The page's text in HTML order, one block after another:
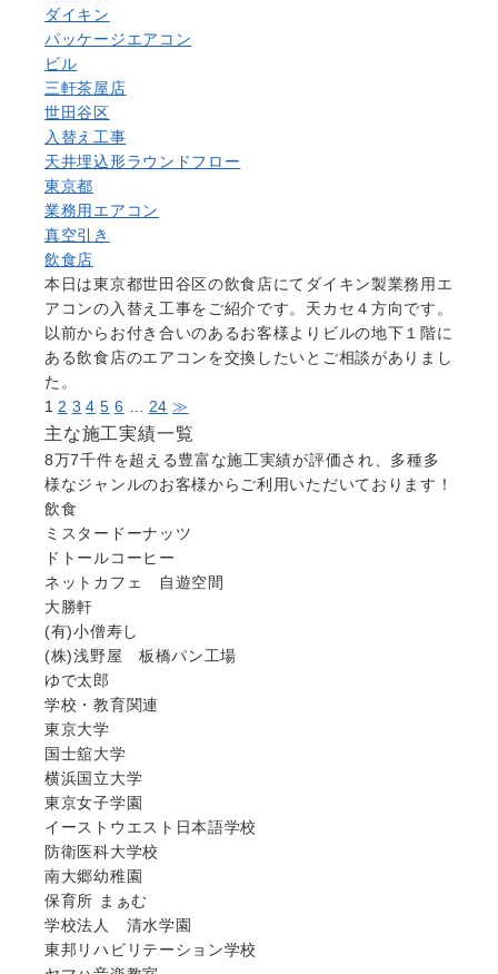
ダイキン
パッケージエアコン
ビル
三軒茶屋店
世田谷区
入替え工事
天井埋込形ラウンドフロー
東京都
業務用エアコン
真空引き
飲食店
本日は東京都世田谷区の飲食店にてダイキン製業務用エ
アコンの入替え工事をご紹介です。天カセ４方向です。
以前からお付き合いのあるお客様よりビルの地下１階に
ある飲食店のエアコンを交換したいとご相談がありまし
た。
1 2 3 4 5 6 24 ≫
主な施工実績一覧
8万7千件を超える豊富な施工実績が評価され、多種多
様なジャンルのお客様からご利用いただいております！
飲食
ミスタードーナッツ
ドトールコーヒー
ネットカフェ 自遊空間
大勝軒
(有)小僧寿し
(株)浅野屋 板橋パン工場
ゆで太郎
学校・教育関連
東京大学
国士舘大学
横浜国立大学
東京女子学園
イーストウエスト日本語学校
防衛医科大学校
南大郷幼稚園
保育所 まぁむ
学校法人 清水学園
東邦リハビリテーション学校